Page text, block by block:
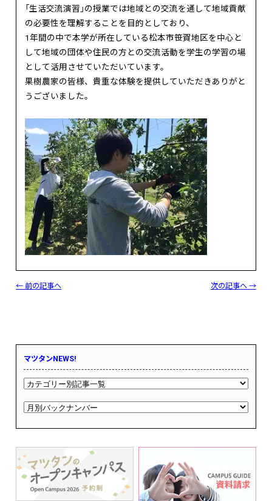
「生活交流演習」の授業では地域との交流を通して地域貢献
の必要性を理解することを目的としており、
1年間の中で本学が所在している松本市笹賀地区を中心と
して地域の団体や住民の方との交流活動を学生の学習の場
として活用させていただいています。
果樹農家の皆様、貴重な体験を提供していただきありがと
うございました。
← 前の記事へ 次の記事へ →
マツタンNEWS!